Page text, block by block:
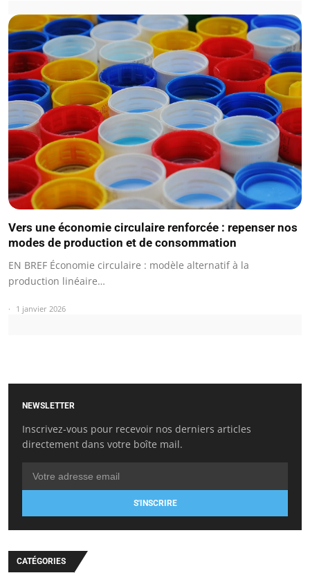
Vers une économie circulaire renforcée : repenser nos
modes de production et de consommation
EN BREF Économie circulaire : modèle alternatif à la
production linéaire…
1 janvier 2026
NEWSLETTER
Inscrivez-vous pour recevoir nos derniers articles
directement dans votre boîte mail.
S'INSCRIRE
CATÉGORIES